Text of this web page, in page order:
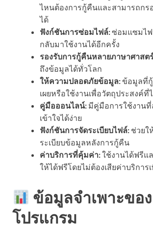
ไหนต้องการกู้คืนและสามารถกร
ได้
ฟังก์ชันการซ่อมไฟล์:ซ่อมแซมไฟ
กลับมาใช้งานได้อีกครั้ง
รองรับการกู้คืนหลายภาษาศาสต
ถึงข้อมูลได้ทั่วโลก
ให้ความปลอดภัยข้อมูล:ข้อมูลที่
เผยหรือใช้งานเพื่อวัตถุประสงค์ที่
คู่มือออนไลน์: มีคู่มือการใช้งานที่
เข้าใจได้ง่าย
ฟังก์ชันการจัดระเบียบไฟล์: ช่วยใ
ระเบียบข้อมูลหลังการกู้คืน
ค่าบริการที่คุ้มค่า:ใช้งานได้ฟรีแ
ให้ได้ฟรีโดยไม่ต้องเสียค่าบริการ
ข้อมูลจำเพาะของ
โปรแกรม